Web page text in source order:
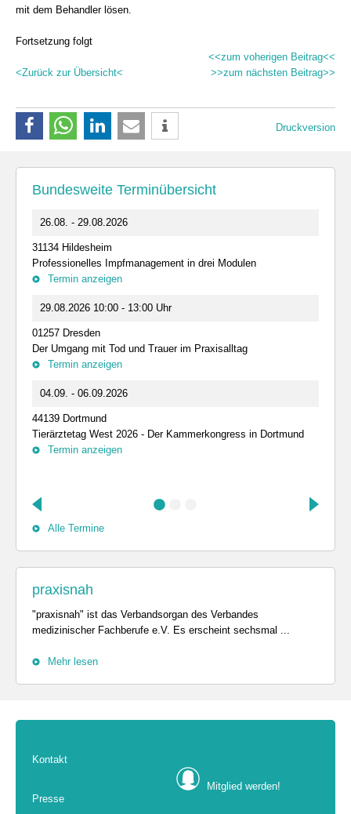
mit dem Behandler lösen.
Fortsetzung folgt
<<zum voherigen Beitrag<<
>>zum nächsten Beitrag>>
<Zurück zur Übersicht<
Druckversion
Bundesweite Terminübersicht
26.08. - 29.08.2026
31134 Hildesheim
Professionelles Impfmanagement in drei Modulen
Termin anzeigen
29.08.2026 10:00 - 13:00 Uhr
01257 Dresden
Der Umgang mit Tod und Trauer im Praxisalltag
Termin anzeigen
04.09. - 06.09.2026
44139 Dortmund
Tierärztetag West 2026 - Der Kammerkongress in Dortmund
Termin anzeigen
Alle Termine
praxisnah
"praxisnah" ist das Verbandsorgan des Verbandes
medizinischer Fachberufe e.V. Es erscheint sechsmal ...
Mehr lesen
Kontakt
Presse
Mitglied werden!